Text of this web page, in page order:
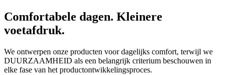
Comfortabele dagen. Kleinere
voetafdruk.
We ontwerpen onze producten voor dagelijks comfort, terwijl we
DUURZAAMHEID als een belangrijk criterium beschouwen in
elke fase van het productontwikkelingsproces.